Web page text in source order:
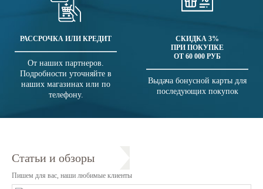
РАССРОЧКА ИЛИ КРЕДИТ
От наших партнеров.
Подробности уточняйте в
наших магазинах или по
телефону.
СКИДКА 3%
ПРИ ПОКУПКЕ
ОТ 60 000 РУБ
Выдача бонусной карты для
последующих покупок
Статьи и обзоры
Пишем для вас, наши любимые клиенты